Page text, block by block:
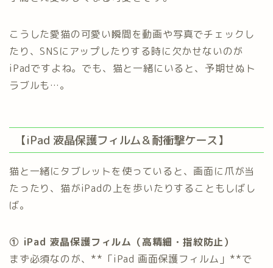
こうした愛猫の可愛い瞬間を動画や写真でチェックし
たり、SNSにアップしたりする時に欠かせないのが
iPadですよね。でも、猫と一緒にいると、予期せぬト
ラブルも…。
【iPad 液晶保護フィルム＆耐衝撃ケース】
猫と一緒にタブレットを使っていると、画面に爪が当
たったり、猫がiPadの上を歩いたりすることもしばし
ば。
① iPad 液晶保護フィルム（高精細・指紋防止）
まず必須なのが、**「iPad 画面保護フィルム」**で